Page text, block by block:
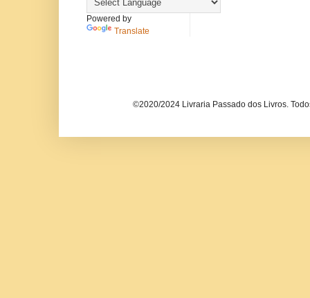
Powered by
Translate
©2020/2024 Livraria Passado dos Livros.